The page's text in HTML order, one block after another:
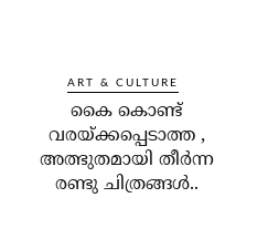
ART & CULTURE
കൈ കൊണ്ട്
വരയ്ക്കപ്പെടാത്ത ,
അത്ഭുതമായി തീര്‍ന്ന
രണ്ടു ചിത്രങ്ങള്‍..